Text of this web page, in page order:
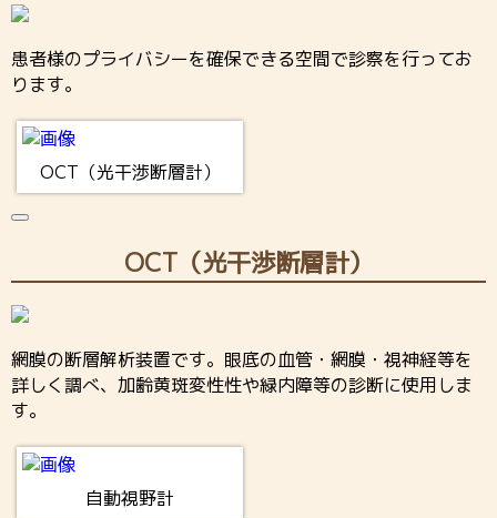
患者様のプライバシーを確保できる空間で診察を行ってお
ります。
OCT（光干渉断層計）
OCT（光干渉断層計）
網膜の断層解析装置です。眼底の血管・網膜・視神経等を
詳しく調べ、加齢黄斑変性性や緑内障等の診断に使用しま
す。
自動視野計